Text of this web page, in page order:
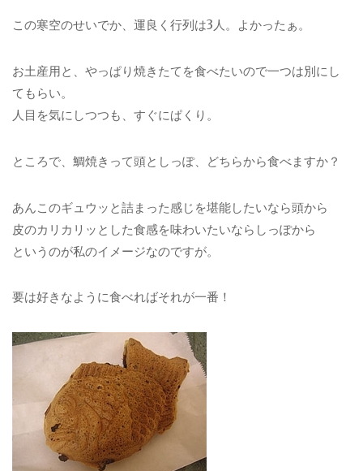
この寒空のせいでか、運良く行列は3人。よかったぁ。
お土産用と、やっぱり焼きたてを食べたいので一つは別にし
てもらい。
人目を気にしつつも、すぐにぱくり。
ところで、鯛焼きって頭としっぽ、どちらから食べますか？
あんこのギュウッと詰まった感じを堪能したいなら頭から
皮のカリカリッとした食感を味わいたいならしっぽから
というのが私のイメージなのですが。
要は好きなように食べればそれが一番！